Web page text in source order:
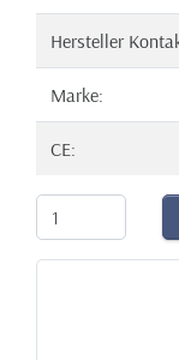
Hersteller
Marke:
CE: